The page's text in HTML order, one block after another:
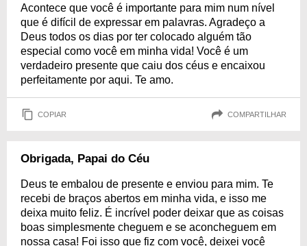
Acontece que você é importante para mim num nível
que é difícil de expressar em palavras. Agradeço a
Deus todos os dias por ter colocado alguém tão
especial como você em minha vida! Você é um
verdadeiro presente que caiu dos céus e encaixou
perfeitamente por aqui. Te amo.
COPIAR COMPARTILHAR
Obrigada, Papai do Céu
Deus te embalou de presente e enviou para mim. Te
recebi de braços abertos em minha vida, e isso me
deixa muito feliz. É incrível poder deixar que as coisas
boas simplesmente cheguem e se aconcheguem em
nossa casa! Foi isso que fiz com você, deixei você